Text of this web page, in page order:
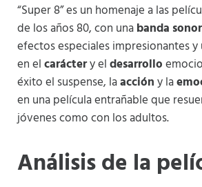
“Super 8” es un homenaje a las
de los años 80, con unabanda
efectos especiales impresionantes
en elcaráctery eldesarrollo
éxito el suspense, laaccióny la
en una película entrañable que
jóvenes como con los adultos.
Análisis de la